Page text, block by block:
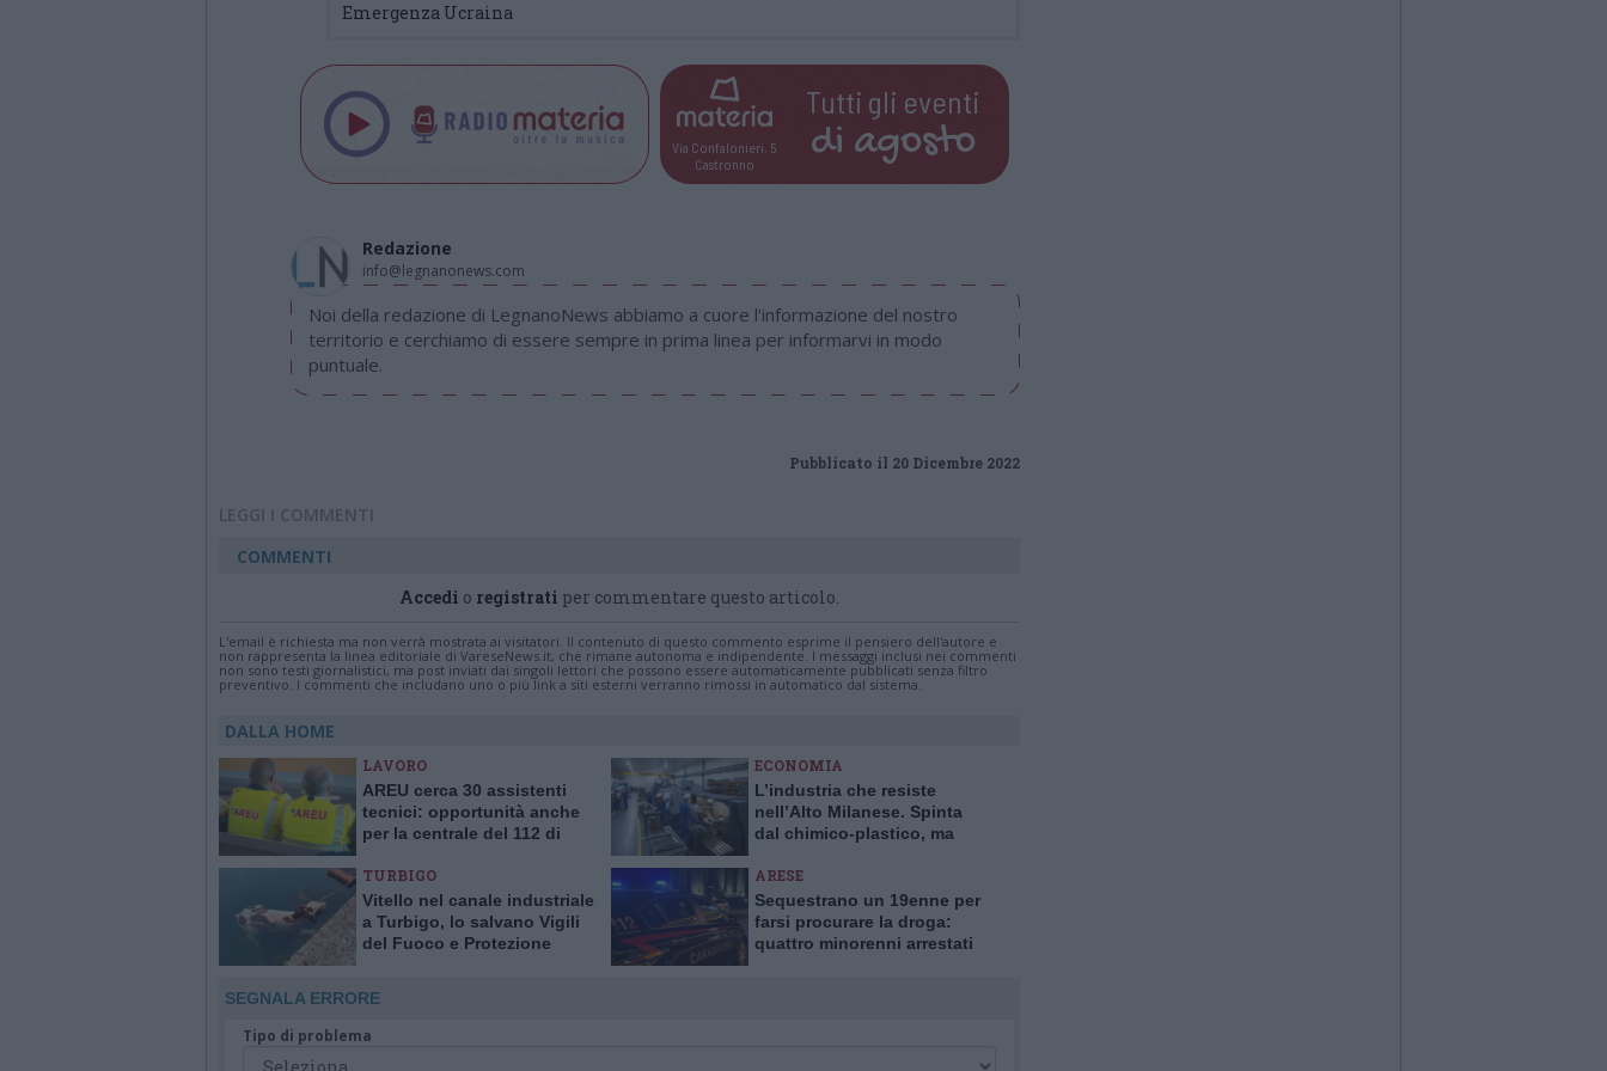
Emergenza Ucraina
Via Confalonieri, 5
Castronno
Tutti gli eventi
di agosto
Redazione
info@legnanonews.com
Noi della redazione di LegnanoNews abbiamo a cuore l'informazione del nostro
territorio e cerchiamo di essere sempre in prima linea per informarvi in modo
puntuale.
Pubblicato il 20 Dicembre 2022
LEGGI I COMMENTI
COMMENTI
Accedi o registrati per commentare questo articolo.
L'email è richiesta ma non verrà mostrata ai visitatori. Il contenuto di questo commento esprime il pensiero dell'autore e
non rappresenta la linea editoriale di VareseNews.it, che rimane autonoma e indipendente. I messaggi inclusi nei commenti
non sono testi giornalistici, ma post inviati dai singoli lettori che possono essere automaticamente pubblicati senza filtro
preventivo. I commenti che includano uno o più link a siti esterni verranno rimossi in automatico dal sistema.
DALLA HOME
LAVORO
AREU cerca 30 assistenti
tecnici: opportunità anche
per la centrale del 112 di
ECONOMIA
L’industria che resiste
nell’Alto Milanese. Spinta
dal chimico-plastico, ma
TURBIGO
Vitello nel canale industriale
a Turbigo, lo salvano Vigili
del Fuoco e Protezione
ARESE
Sequestrano un 19enne per
farsi procurare la droga:
quattro minorenni arrestati
SEGNALA ERRORE
Tipo di problema